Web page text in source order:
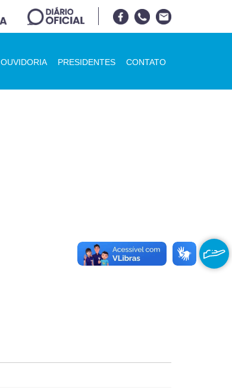
OUVIDORIA PRESIDENTES CONTATO